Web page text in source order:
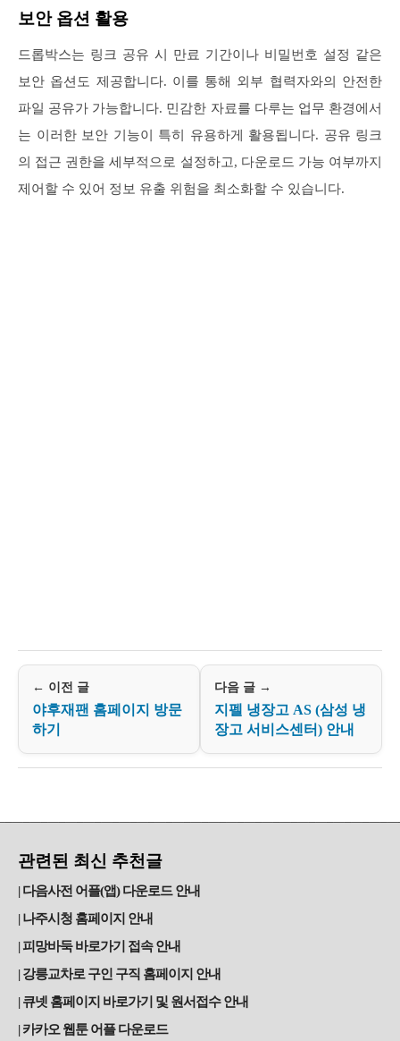
보안 옵션 활용
드롭박스는 링크 공유 시 만료 기간이나 비밀번호 설정 같은
보안 옵션도 제공합니다. 이를 통해 외부 협력자와의 안전한
파일 공유가 가능합니다. 민감한 자료를 다루는 업무 환경에서
는 이러한 보안 기능이 특히 유용하게 활용됩니다. 공유 링크
의 접근 권한을 세부적으로 설정하고, 다운로드 가능 여부까지
제어할 수 있어 정보 유출 위험을 최소화할 수 있습니다.
← 이전 글
야후재팬 홈페이지 방문
하기
다음 글 →
지펠 냉장고 AS (삼성 냉
장고 서비스센터) 안내
관련된 최신 추천글
다음사전 어플(앱) 다운로드 안내
나주시청 홈페이지 안내
피망바둑 바로가기 접속 안내
강릉교차로 구인 구직 홈페이지 안내
큐넷 홈페이지 바로가기 및 원서접수 안내
카카오 웹툰 어플 다운로드